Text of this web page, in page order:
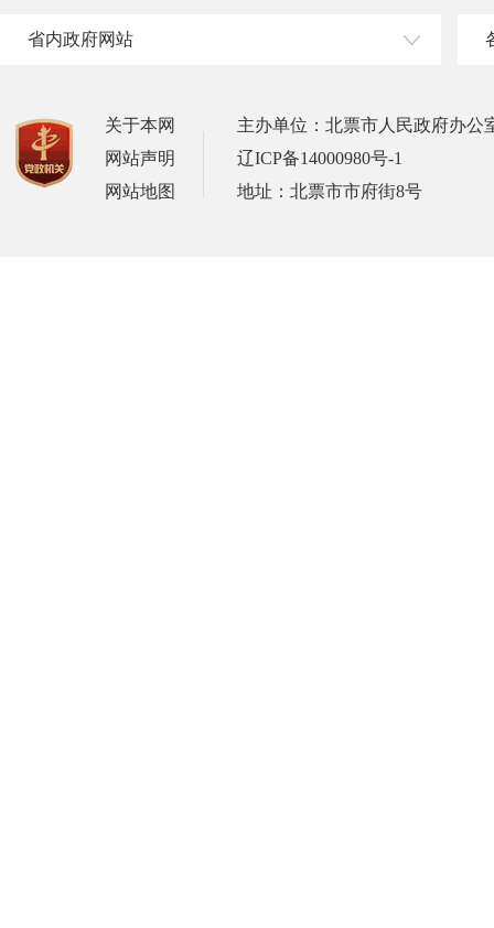
省内政府网站
关于本网
网站声明
网站地图
主办单位：北票市人民政府办公
辽ICP备14000980号-1
地址：北票市市府街8号